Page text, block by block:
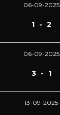
06-09-2025
1 - 2
06-09-2025
3 - 1
13-09-2025